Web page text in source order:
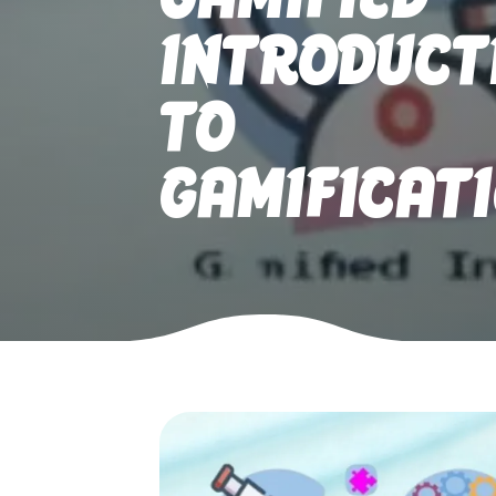
TO